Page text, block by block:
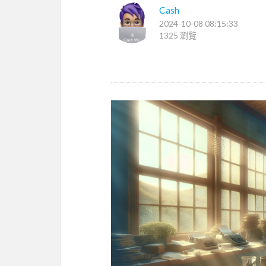
Cash
2024-10-08 08:15:33
1325 瀏覽